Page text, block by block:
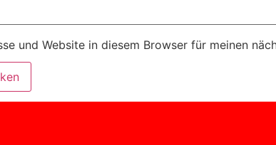
und Website in diesem Browser für meinen